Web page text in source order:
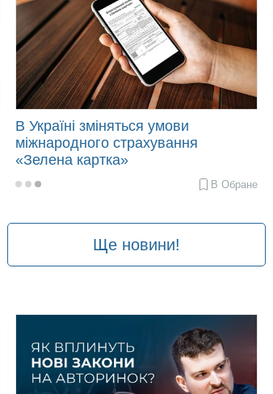
В Україні зміняться умови
міжнародного страхування
«Зелена картка»
2024-
12:04
В Обране
Ще новини!